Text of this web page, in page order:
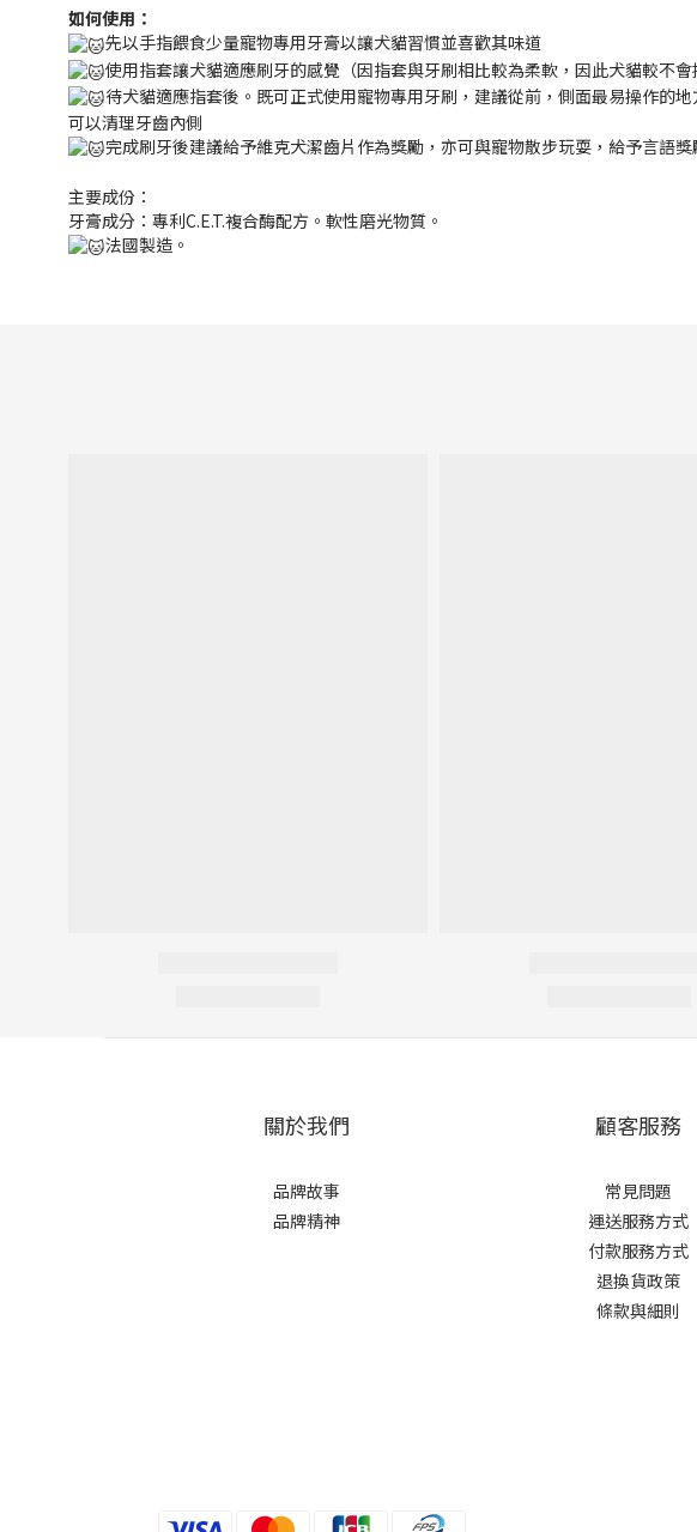
如何使用：
先以手指餵食少量寵物專用牙膏以讓犬貓習慣並喜歡其味道
使用指套讓犬貓適應刷牙的感覺（因指套與牙刷相比較為柔軟，因此犬貓較不會
待犬貓適應指套後。既可正式使用寵物專用牙刷，建議從前，側面最易操作的地
可以清理牙齒內側
完成刷牙後建議給予維克犬潔齒片作為獎勵，亦可與寵物散步玩耍，給予言語獎
主要成份：
牙膏成分：專利C.E.T.複合酶配方。軟性磨光物質。
法國製造。
關於我們
品牌故事
品牌精神
顧客服務
常見問題
運送服務方式
付款服務方式
退換貨政策
條款與細則